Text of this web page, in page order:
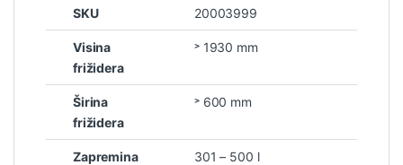
SKU 20003999
Visina
frižidera
˃ 1930 mm
Širina
frižidera
˃ 600 mm
Zapremina
301 – 500 l